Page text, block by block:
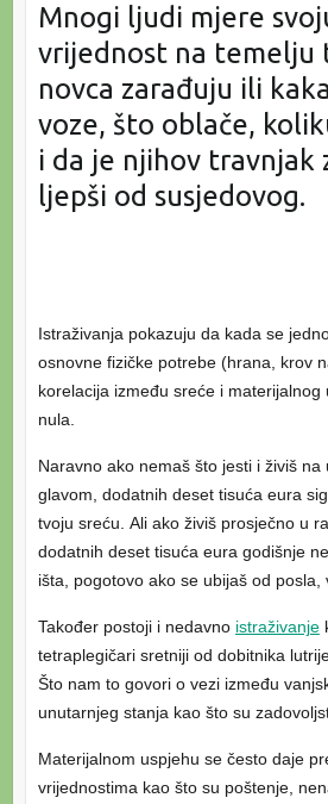
Mnogi ljudi mjere
vrijednost na temelju
novca zarađuju ili
voze, što oblače,
i da je njihov travnjak
ljepši od susjedovog.
Istraživanja pokazuju da kada se
osnovne fizičke potrebe (hrana, krov
korelacija između sreće i
nula.
Naravno ako nemaš što jesti i živiš na
glavom, dodatnih deset tisuća eura
tvoju sreću. Ali ako živiš prosječno u
dodatnih deset tisuća eura godišnje
išta, pogotovo ako se ubijaš od posla,
Također postoji i nedavno istraživanje
tetraplegičari sretniji od dobitnika
Što nam to govori o vezi između
unutarnjeg stanja kao što su
Materijalnom uspjehu se često daje
vrijednostima kao što su poštenje,